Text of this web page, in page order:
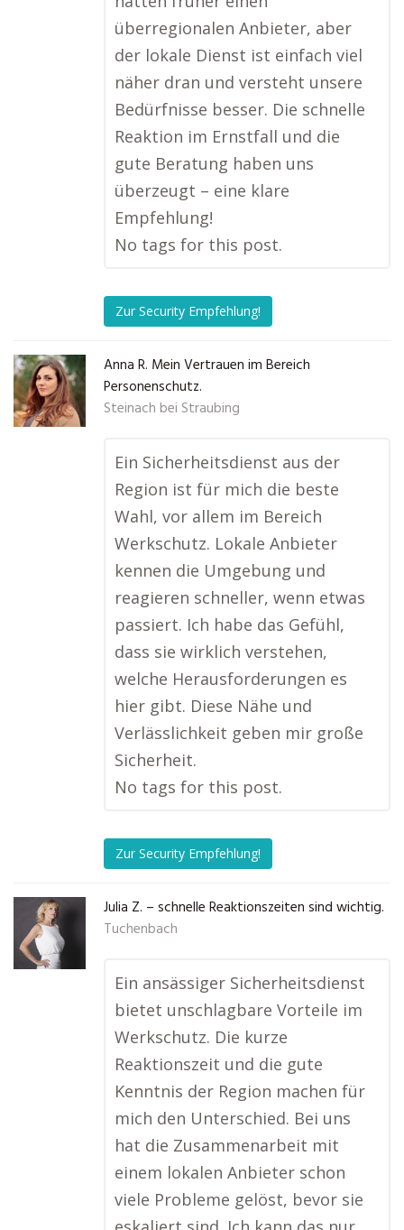
überregionalen Anbieter, aber
der lokale Dienst ist einfach viel
näher dran und versteht unsere
Bedürfnisse besser. Die schnelle
Reaktion im Ernstfall und die
gute Beratung haben uns
überzeugt – eine klare
Empfehlung!
No tags for this post.
Zur Security Empfehlung!
Anna R. Mein Vertrauen im Bereich
Personenschutz.
Steinach bei Straubing
Ein Sicherheitsdienst aus der
Region ist für mich die beste
Wahl, vor allem im Bereich
Werkschutz. Lokale Anbieter
kennen die Umgebung und
reagieren schneller, wenn etwas
passiert. Ich habe das Gefühl,
dass sie wirklich verstehen,
welche Herausforderungen es
hier gibt. Diese Nähe und
Verlässlichkeit geben mir große
Sicherheit.
No tags for this post.
Zur Security Empfehlung!
Julia Z. – schnelle Reaktionszeiten sind wichtig.
Tuchenbach
Ein ansässiger Sicherheitsdienst
bietet unschlagbare Vorteile im
Werkschutz. Die kurze
Reaktionszeit und die gute
Kenntnis der Region machen für
mich den Unterschied. Bei uns
hat die Zusammenarbeit mit
einem lokalen Anbieter schon
viele Probleme gelöst, bevor sie